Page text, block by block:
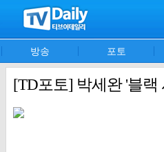
방송 포토
[TD포토] 박세완 '블랙